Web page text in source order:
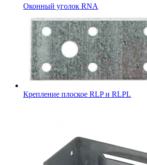
Оконный уголок RNA
Крепление плоское RLP и RLPL